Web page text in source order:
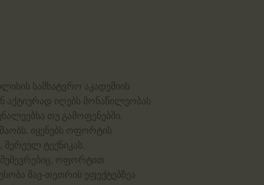
სამხატვრო აკადემიის
აქტიურად იღებს მონაწილეობას
თუ გამოფენებში.
იყენებს ოფორტის
შერეულ ტექნიკას.
ოფორტით
შავ-თეთრის ეფექტებზეა